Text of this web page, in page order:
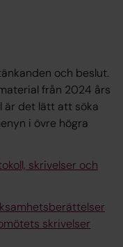
och beslut.
från 2024 års
är det lätt att söka
i övre högra
skrivelser och
skrivelser